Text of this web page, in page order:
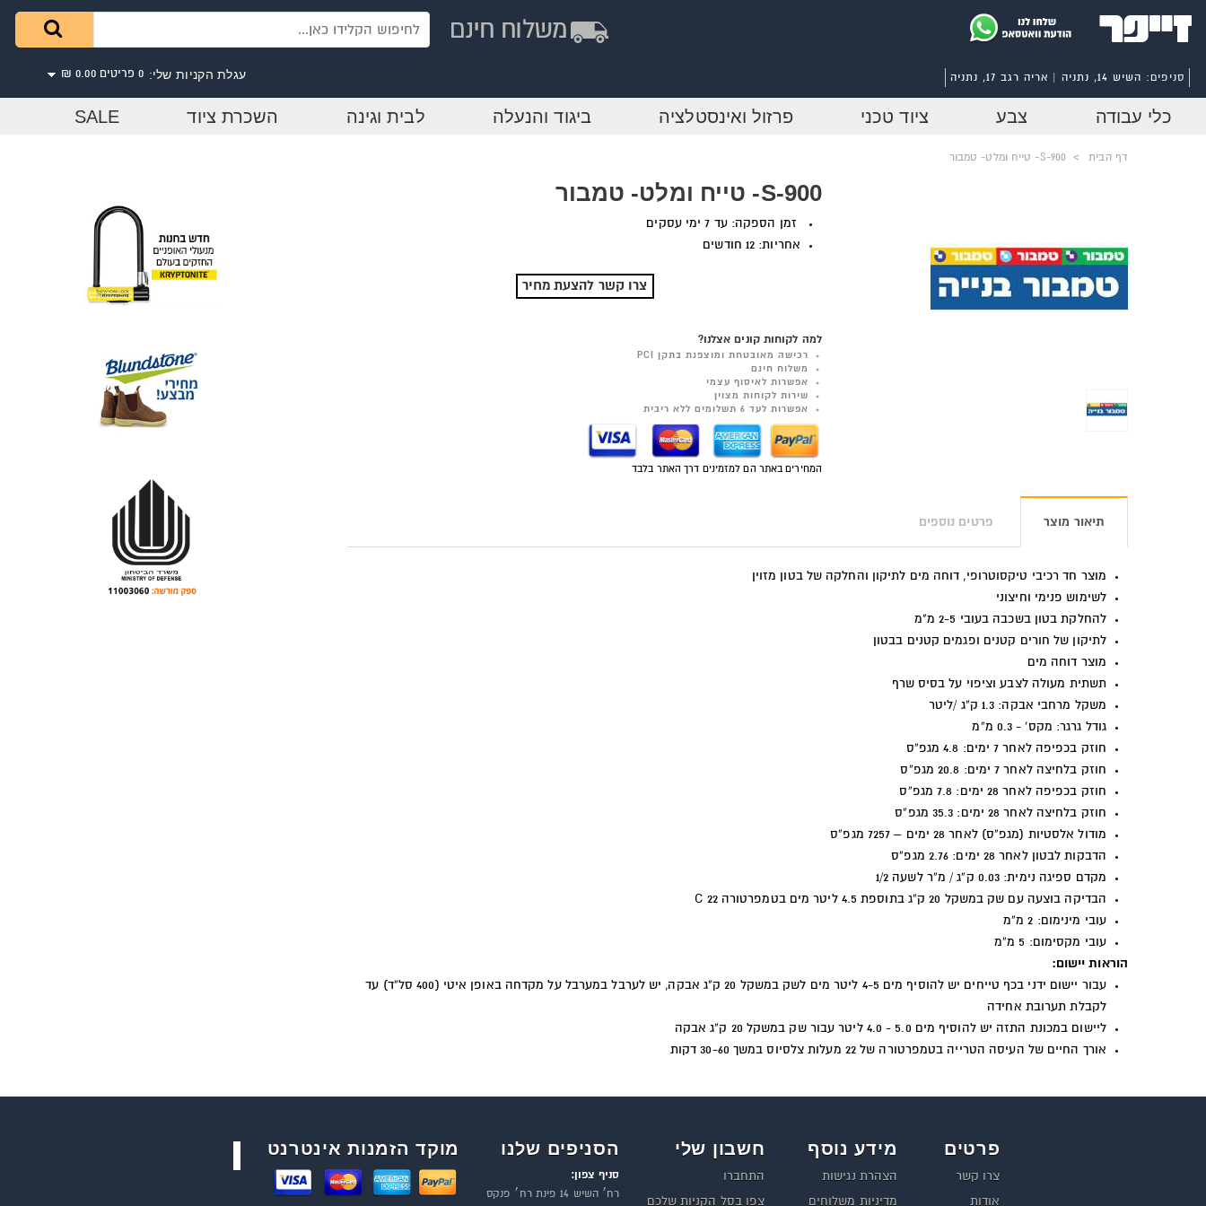
עגלת הקניות שלי: 0 פריטים 0.00 ₪ סניפים: השיש 14, נתניה | אריה רגב 17, נתניה
כלי עבודה צבע ציוד טכני פרזול ואינסטלציה ביגוד והנעלה לבית וגינה השכרת ציוד SALE
דף הבית > S-900- טייח ומלט- טמבור
S-900- טייח ומלט- טמבור
זמן הספקה: עד 7 ימי עסקים
אחריות: 12 חודשים
צרו קשר להצעת מחיר
למה לקוחות קונים אצלנו?
רכישה מאובטחת ומוצפנת בתקן PCI
משלוח חינם
אפשרות לאיסוף עצמי
שירות לקוחות מצוין
אפשרות לעד 6 תשלומים ללא ריבית
המחירים באתר הם למזמינים דרך האתר בלבד
תיאור מוצר פרטים נוספים
מוצר חד רכיבי טיקסוטרופי, דוחה מים לתיקון והחלקה של בטון מזוין
לשימוש פנימי וחיצוני
להחלקת בטון בשכבה בעובי 2-5 מ"מ
לתיקון של חורים קטנים ופגמים קטנים בבטון
מוצר דוחה מים
תשתית מעולה לצבע וציפוי על בסיס שרף
משקל מרחבי אבקה: 1.3 ק”ג /ליטר
גודל גרגר: מקס’ - 0.3 מ”מ
חוזק בכפיפה לאחר 7 ימים: 4.8 מגפ”ס
חוזק בלחיצה לאחר 7 ימים: 20.8 מגפ”ס
חוזק בכפיפה לאחר 28 ימים: 7.8 מגפ”ס
חוזק בלחיצה לאחר 28 ימים: 35.3 מגפ”ס
מודול אלסטיות (מגפ”ס) לאחר 28 ימים – 7257 מגפ”ס
הדבקות לבטון לאחר 28 ימים: 2.76 מגפ”ס
מקדם ספיגה נימית: 0.03 ק”ג / מ”ר לשעה 1/2
הבדיקה בוצעה עם שק במשקל 20 ק”ג בתוספת 4.5 ליטר מים בטמפרטורה 22
C
עובי מינימום: 2 מ”מ
עובי מקסימום: 5 מ”מ
הוראות יישום:
עבור יישום ידני בכף טייחים יש להוסיף מים 4-5 ליטר מים לשק במשקל 20 ק"ג אבקה, יש לערבל במערבל על מקדחה באופן איטי (400 סל”ד) עד
לקבלת תערובת אחידה
ליישום במכונת התזה יש להוסיף מים 5.0 - 4.0 ליטר עבור שק במשקל 20 ק”ג אבקה
אורך החיים של העיסה הטרייה בטמפרטורה של 22 מעלות צלסיוס במשך 30-60 דקות
פרטים
צרו קשר
אודות
מידע נוסף
הצהרת נגישות
מדיניות משלוחים
חשבון שלי
התחברו
צפו בסל הקניות שלכם
הסניפים שלנו
סניף צפון:
רח׳ השיש 14 פינת רח׳ פנקס
מוקד הזמנות אינטרנט